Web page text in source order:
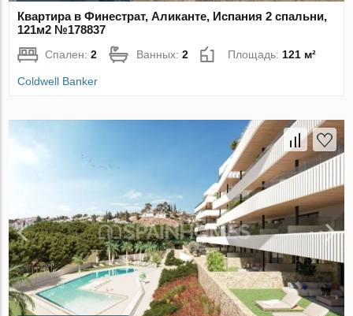
Квартира в Финестрат, Аликанте, Испания 2 спальни,
121м2 №178837
Спален:2 Ванных:2 Площадь: 121 м²
Coldwell Banker